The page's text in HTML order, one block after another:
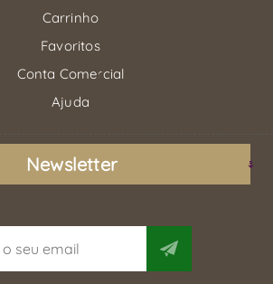
Carrinho
Favoritos
Conta Comercial
Ajuda
Newsletter